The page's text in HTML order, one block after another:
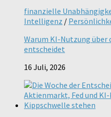
finanzielle
Intelligenz /
Warum KI-Nutzung über
entscheidet
16 Juli, 2026